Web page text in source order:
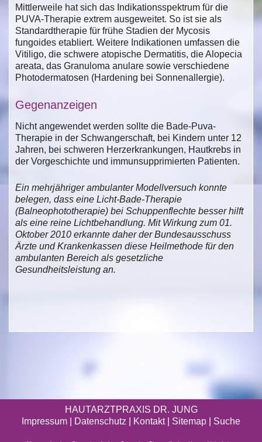
Mittlerweile hat sich das Indikationsspektrum für die
PUVA-Therapie extrem ausgeweitet. So ist sie als
Standardtherapie für frühe Stadien der Mycosis
fungoides etabliert. Weitere Indikationen umfassen die
Vitiligo, die schwere atopische Dermatitis, die Alopecia
areata, das Granuloma anulare sowie verschiedene
Photodermatosen (Hardening bei Sonnenallergie).
Gegenanzeigen
Nicht angewendet werden sollte die Bade-Puva-
Therapie in der Schwangerschaft, bei Kindern unter 12
Jahren, bei schweren Herzerkrankungen, Hautkrebs in
der Vorgeschichte und immunsupprimierten Patienten.
Ein mehrjähriger ambulanter Modellversuch konnte
belegen, dass eine Licht-Bade-Therapie
(Balneophototherapie) bei Schuppenflechte besser hilft
als eine reine Lichtbehandlung. Mit Wirkung zum 01.
Oktober 2010 erkannte daher der Bundesausschuss
Ärzte und Krankenkassen diese Heilmethode für den
ambulanten Bereich als gesetzliche
Gesundheitsleistung an.
HAUTARZTPRAXIS DR. JUNG
Impressum
Datenschutz | Kontakt | Sitemap Suche